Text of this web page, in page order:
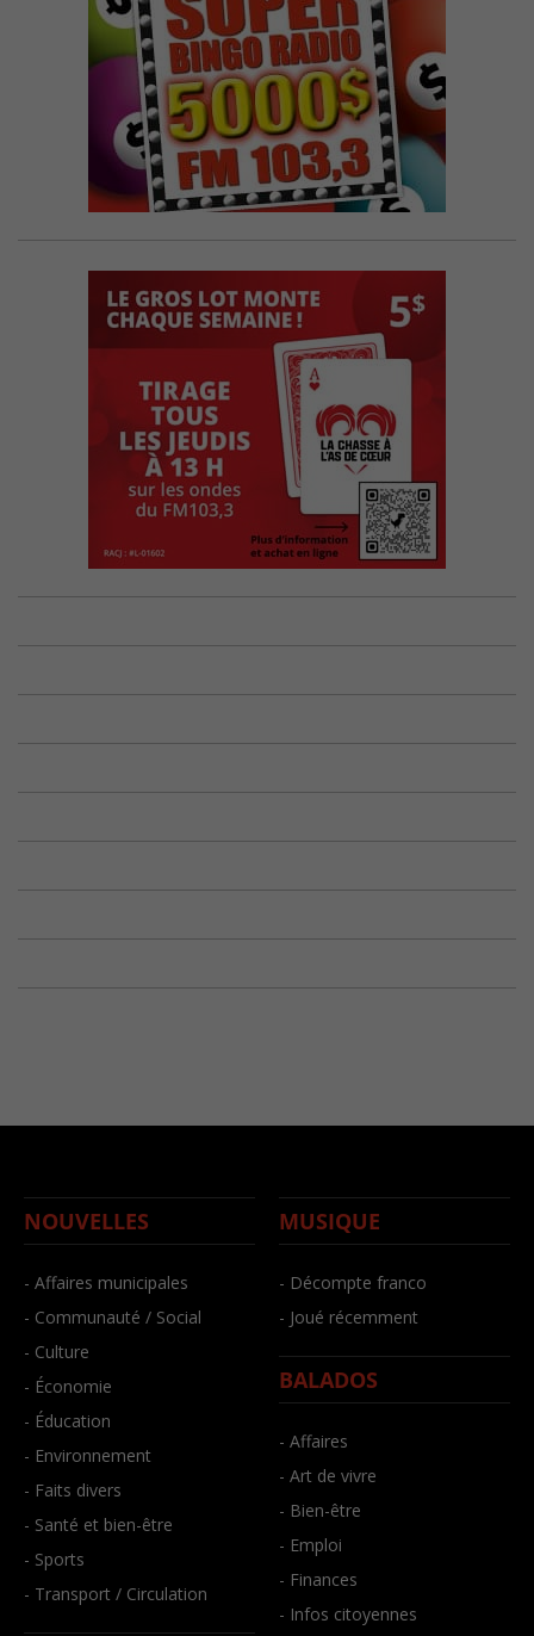
NOUVELLES
- Affaires municipales
- Communauté / Social
- Culture
- Économie
- Éducation
- Environnement
- Faits divers
- Santé et bien-être
- Sports
- Transport / Circulation
MUSIQUE
- Décompte franco
- Joué récemment
BALADOS
- Affaires
- Art de vivre
- Bien-être
- Emploi
- Finances
- Infos citoyennes